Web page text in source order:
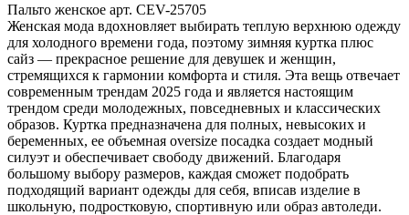
Пальто женское арт. CEV-25705
Женская мода вдохновляет выбирать теплую верхнюю одежду
для холодного времени года, поэтому зимняя куртка плюс
сайз — прекрасное решение для девушек и женщин,
стремящихся к гармонии комфорта и стиля. Эта вещь отвечает
современным трендам 2025 года и является настоящим
трендом среди молодежных, повседневных и классических
образов. Куртка предназначена для полных, невысоких и
беременных, ее объемная oversize посадка создает модный
силуэт и обеспечивает свободу движений. Благодаря
большому выбору размеров, каждая сможет подобрать
подходящий вариант одежды для себя, вписав изделие в
школьную, подростковую, спортивную или образ автоледи.